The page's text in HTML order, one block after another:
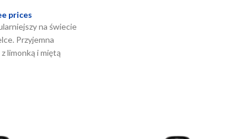
prices
na świecie
Przyjemna
limonką i miętą